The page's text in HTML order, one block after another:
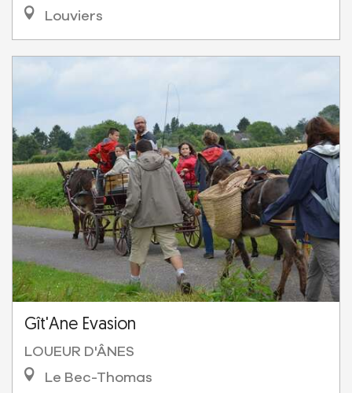
Louviers
Gît'Ane Evasion
LOUEUR D'ÂNES
Le Bec-Thomas